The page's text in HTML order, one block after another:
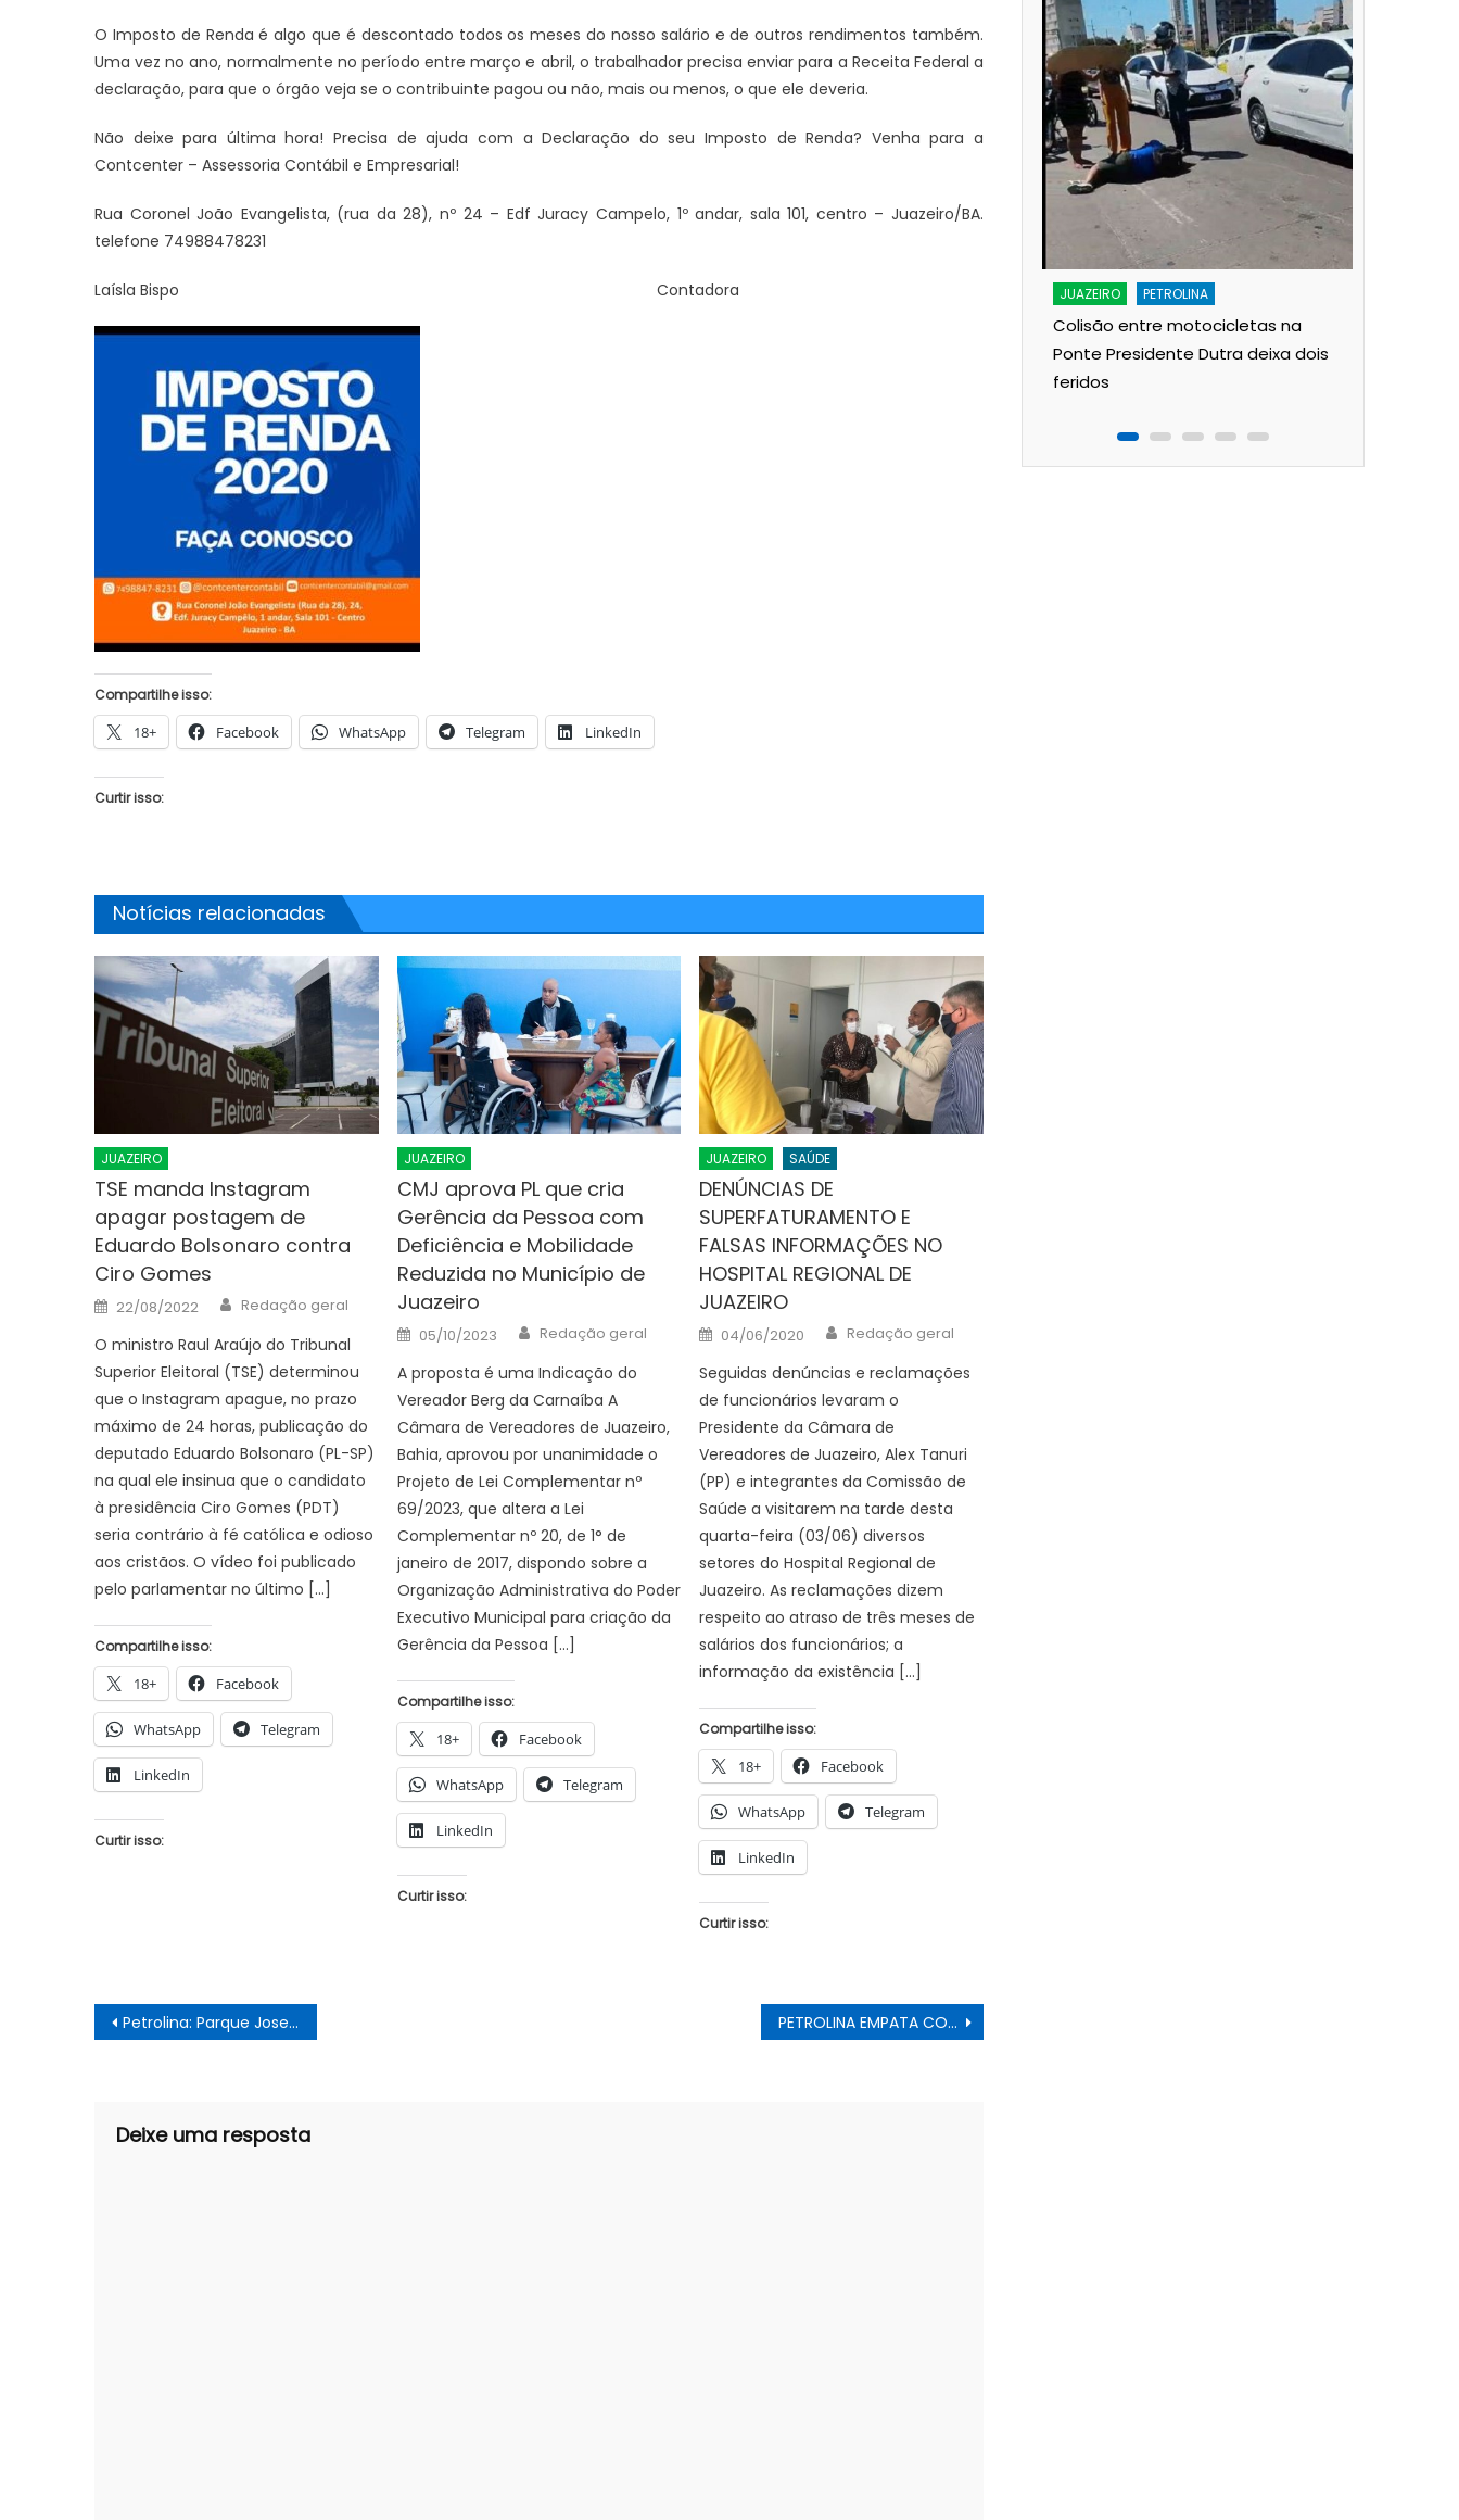
O Imposto de Renda é algo que é descontado todos os meses do nosso salário e de outros rendimentos também.
Uma vez no ano, normalmente no período entre março e abril, o trabalhador precisa enviar para a Receita Federal a
declaração, para que o órgão veja se o contribuinte pagou ou não, mais ou menos, o que ele deveria.
Não deixe para última hora! Precisa de ajuda com a Declaração do seu Imposto de Renda? Venha para a
Contcenter – Assessoria Contábil e Empresarial!
Rua Coronel João Evangelista, (rua da 28), nº 24 – Edf Juracy Campelo, 1º andar, sala 101, centro – Juazeiro/BA.
telefone 74988478231
Laísla Bispo Contadora
Compartilhe isso:
18+ Facebook WhatsApp Telegram LinkedIn
Curtir isso:
Notícias relacionadas
JUAZEIRO
TSE manda Instagram
apagar postagem de
Eduardo Bolsonaro contra
Ciro Gomes
Posted
on
22/08/2022 Author
Redação geral
O ministro Raul Araújo do Tribunal
Superior Eleitoral (TSE) determinou
que o Instagram apague, no prazo
máximo de 24 horas, publicação do
deputado Eduardo Bolsonaro (PL-SP)
na qual ele insinua que o candidato
à presidência Ciro Gomes (PDT)
seria contrário à fé católica e odioso
aos cristãos. O vídeo foi publicado
pelo parlamentar no último […]
Compartilhe isso:
18+ Facebook
WhatsApp Telegram
LinkedIn
Curtir isso:
JUAZEIRO
CMJ aprova PL que cria
Gerência da Pessoa com
Deficiência e Mobilidade
Reduzida no Município de
Juazeiro
Posted
on
05/10/2023 Author
Redação geral
A proposta é uma Indicação do
Vereador Berg da Carnaíba A
Câmara de Vereadores de Juazeiro,
Bahia, aprovou por unanimidade o
Projeto de Lei Complementar nº
69/2023, que altera a Lei
Complementar nº 20, de 1° de
janeiro de 2017, dispondo sobre a
Organização Administrativa do Poder
Executivo Municipal para criação da
Gerência da Pessoa […]
Compartilhe isso:
18+ Facebook
WhatsApp Telegram
LinkedIn
Curtir isso:
JUAZEIRO SAÚDE
DENÚNCIAS DE
SUPERFATURAMENTO E
FALSAS INFORMAÇÕES NO
HOSPITAL REGIONAL DE
JUAZEIRO
Posted
on
04/06/2020 Author
Redação geral
Seguidas denúncias e reclamações
de funcionários levaram o
Presidente da Câmara de
Vereadores de Juazeiro, Alex Tanuri
(PP) e integrantes da Comissão de
Saúde a visitarem na tarde desta
quarta-feira (03/06) diversos
setores do Hospital Regional de
Juazeiro. As reclamações dizem
respeito ao atraso de três meses de
salários dos funcionários; a
informação da existência […]
Compartilhe isso:
18+ Facebook
WhatsApp Telegram
LinkedIn
Curtir isso:
Navegação
de
Petrolina: Parque Josepha Coelho, tem área de 160 mil m² de opções para o lazer PETROLINA EMPATA COM O SPORT E FICA LONGE DA PRÓXIMA FASE
Deixe uma resposta
Aciaj passa a integrar Comitê
Interinstitucional de Segurança
esvaziado na cidade e reacende
JUAZEIRO PETROLINA
Colisão entre motocicletas na
Ponte Presidente Dutra deixa dois
feridos